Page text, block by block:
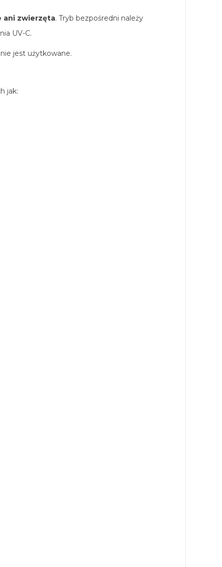
ani zwierzęta. Tryb bezpośredni należy
UV-C.
jest użytkowane.
jak: